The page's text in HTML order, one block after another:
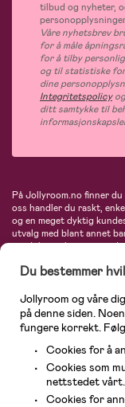
tilbud og nyheter,
Våre nyhetsbrev
for å måle
for å tilby
og til statistiske
dine
Integritetspolicy
ditt samtykke til
På Jollyroom.no finner
oss handler du raskt,
og en meget dyktig
utvalg med blant annet
produkter til mor,
Maxi-Cosi, Baby
største nettbutikk for
Du bestemmer
Jollyroom og våre
på denne siden.
fungere korrekt.
Cookies for å
Cookies som
nettstedet vårt.
Cookies for